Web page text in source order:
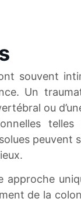
souvent
Un
ou
peuvent
de la